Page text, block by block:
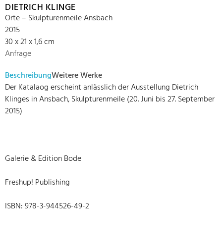
DIETRICH KLINGE
Orte – Skulpturenmeile Ansbach
2015
30 x 21 x 1,6 cm
Anfrage
BeschreibungWeitere Werke
Der Katalaog erscheint anlässlich der Ausstellung Dietrich
Klinges in Ansbach, Skulpturenmeile (20. Juni bis 27. September
2015)
Galerie & Edition Bode
Freshup! Publishing
ISBN: 978-3-944526-49-2